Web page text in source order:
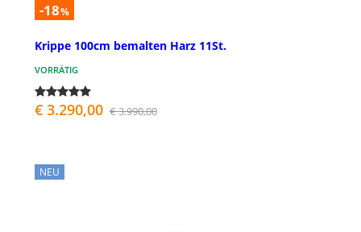
-18%
Krippe 100cm bemalten Harz 11St.
VORRÄTIG
€ 3.290,00 € 3.990,00
NEU